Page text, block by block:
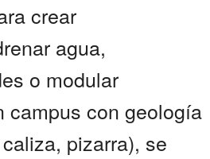
crear
agua,
o modular
campus con geología
pizarra), se